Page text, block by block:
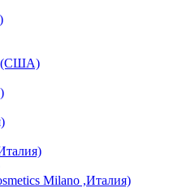
(США)
Milano ,Италия)